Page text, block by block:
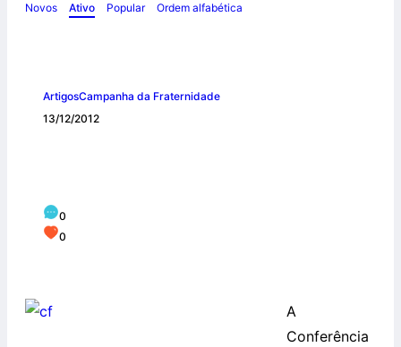
Novos Ativo Popular Ordem alfabética
ArtigosCampanha da Fraternidade
13/12/2012
0
0
A
Conferência